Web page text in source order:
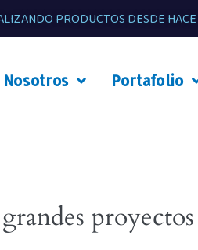
PRODUCTOS DESDE
Nosotros Portafolio